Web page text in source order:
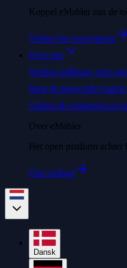
Koppel eMabler aan de
Verken het ecosysteem
Over ons
Werken bijBouw mee
Blog & nieuwsHet
Gidsen & webinarsLeer
Over eMabler
Het open platform achter
Ons verhaal
Dansk